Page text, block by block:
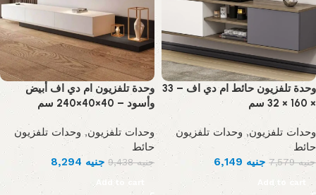
وحدة تلفزيون حائط ام دي اف – 33
× 160 × 32 سم
وحدات تلفزيون, وحدات تلفزيون
حائط
جنيه7,579 جنيه
Add to cart
وحدة تلفزيون ام دي اف أبيض
وأسود – 40×40×240 سم
وحدات تلفزيون, وحدات تلفزيون
حائط
جنيه9,438 جنيه
Add to cart